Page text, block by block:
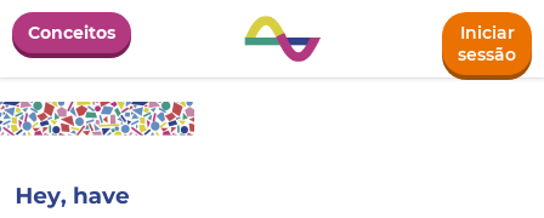
Conceitos
Iniciar
sessão